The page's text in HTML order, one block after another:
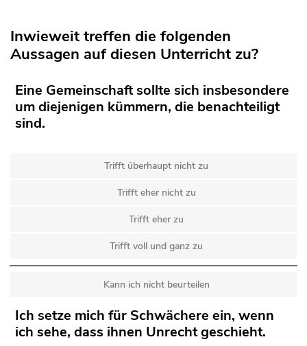
Inwieweit treffen die folgenden
Aussagen auf diesen Unterricht zu?
Eine Gemeinschaft sollte sich insbesondere
um diejenigen kümmern, die benachteiligt
sind.
Trifft überhaupt nicht zu
Trifft eher nicht zu
Trifft eher zu
Trifft voll und ganz zu
Kann ich nicht beurteilen
Ich setze mich für Schwächere ein, wenn
ich sehe, dass ihnen Unrecht geschieht.